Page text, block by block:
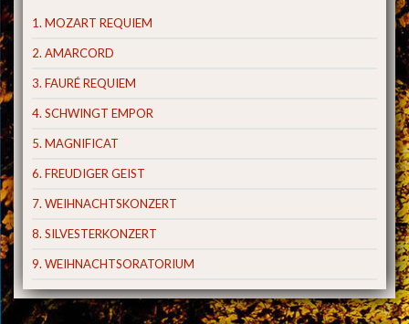
1. MOZART REQUIEM
2. AMARCORD
3. FAURÉ REQUIEM
4. SCHWINGT EMPOR
5. MAGNIFICAT
6. FREUDIGER GEIST
7. WEIHNACHTSKONZERT
8. SILVESTERKONZERT
9. WEIHNACHTSORATORIUM